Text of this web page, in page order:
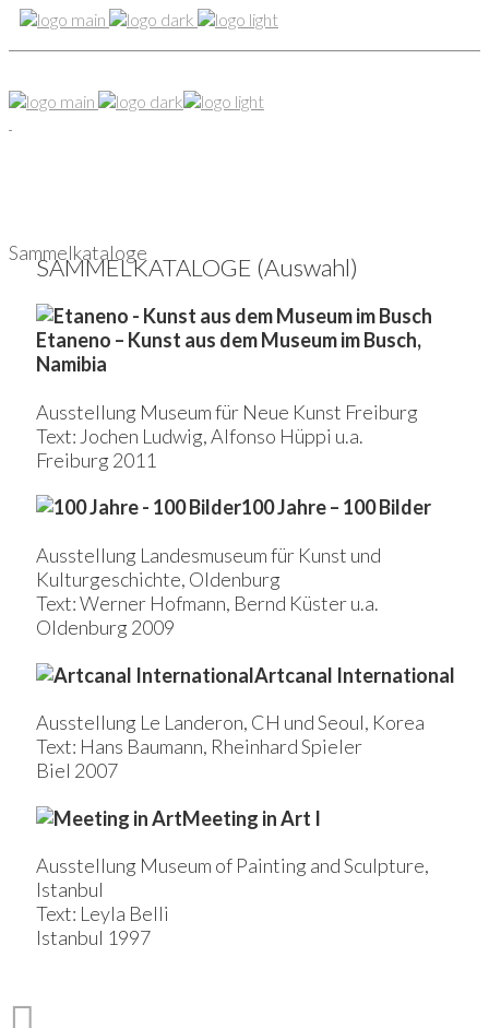
Sammelkataloge
SAMMELKATALOGE (Auswahl)
Etaneno – Kunst aus dem Museum im Busch,
Namibia
Ausstellung Museum für Neue Kunst Freiburg
Text: Jochen Ludwig, Alfonso Hüppi u.a.
Freiburg 2011
100 Jahre – 100 Bilder
Ausstellung Landesmuseum für Kunst und
Kulturgeschichte, Oldenburg
Text: Werner Hofmann, Bernd Küster u.a.
Oldenburg 2009
Artcanal International
Ausstellung Le Landeron, CH und Seoul, Korea
Text: Hans Baumann, Rheinhard Spieler
Biel 2007
Meeting in Art I
Ausstellung Museum of Painting and Sculpture,
Istanbul
Text: Leyla Belli
Istanbul 1997